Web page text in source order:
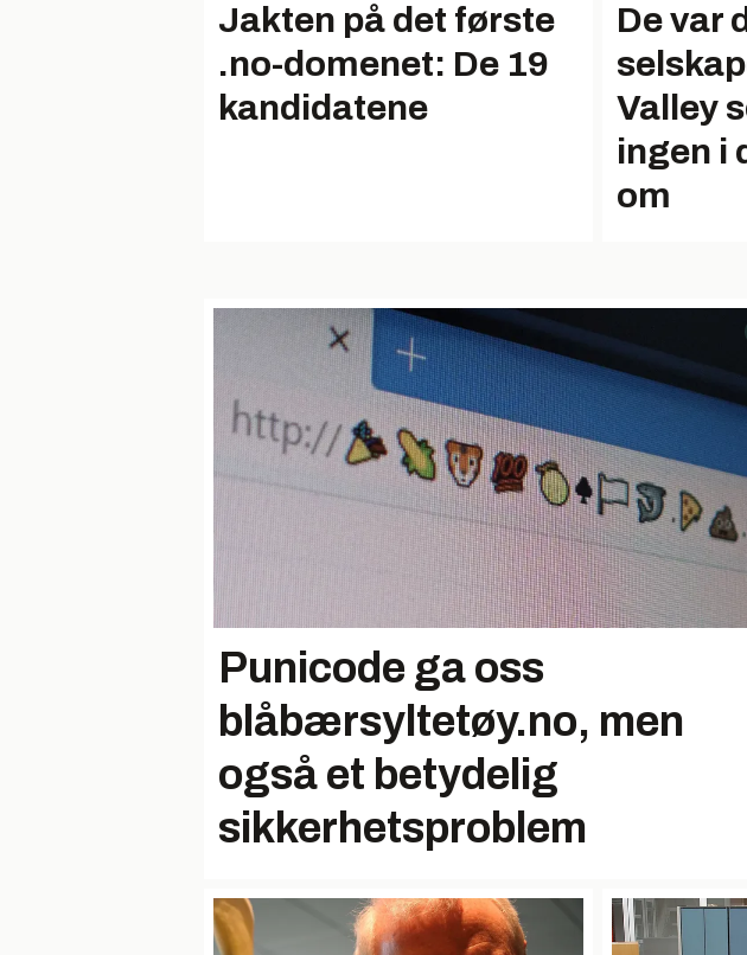
Jakten på det første
.no-domenet: De 19
kandidatene
De var
Valley
ingen i
om
Punicode ga oss
blåbærsyltetøy.no, men
også et betydelig
sikkerhetsproblem